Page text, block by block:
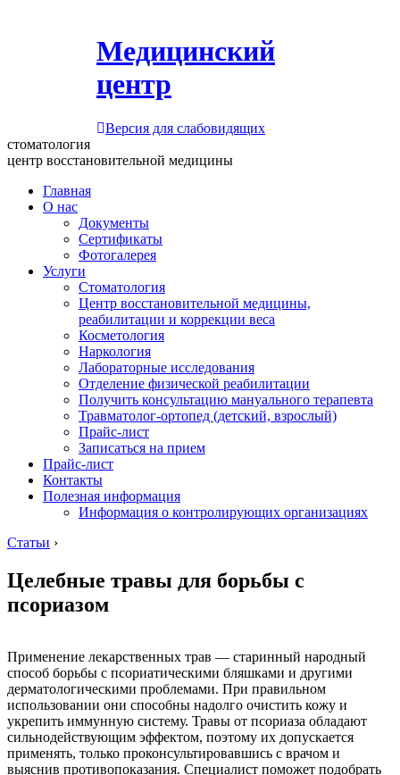
Медицинский
центр
Версия для слабовидящих
стоматология
центр восстановительной медицины
Главная
О нас
Документы
Сертификаты
Фотогалерея
Услуги
Стоматология
Центр восстановительной медицины,
реабилитации и коррекции веса
Косметология
Наркология
Лабораторные исследования
Отделение физической реабилитации
Получить консультацию мануального терапевта
Травматолог-ортопед (детский, взрослый)
Прайс-лист
Записаться на прием
Прайс-лист
Контакты
Полезная информация
Информация о контролирующих организациях
Статьи ›
Целебные травы для борьбы с
псориазом
Применение лекарственных трав — старинный народный
способ борьбы с псориатическими бляшками и другими
дерматологическими проблемами. При правильном
использовании они способны надолго очистить кожу и
укрепить иммунную систему. Травы от псориаза обладают
сильнодействующим эффектом, поэтому их допускается
применять, только проконсультировавшись с врачом и
выяснив противопоказания. Специалист поможет подобрать